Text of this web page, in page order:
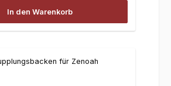
In den Warenkorb